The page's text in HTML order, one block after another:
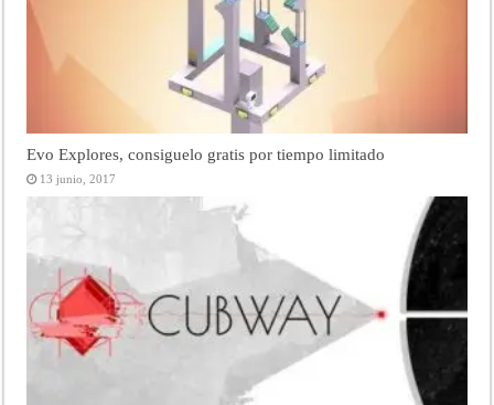
Evo Explores, consiguelo gratis por tiempo limitado
13 junio, 2017